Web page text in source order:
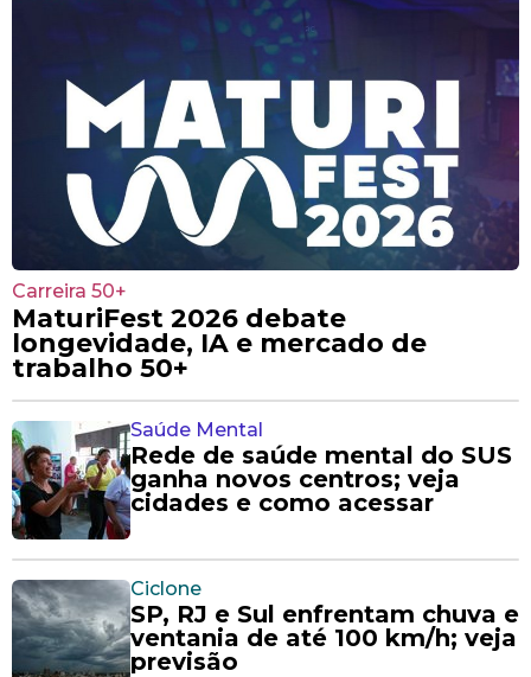
Carreira 50+
MaturiFest 2026 debate
longevidade, IA e mercado de
trabalho 50+
Saúde Mental
Rede de saúde mental do SUS
ganha novos centros; veja
cidades e como acessar
Ciclone
SP, RJ e Sul enfrentam chuva e
ventania de até 100 km/h; veja
previsão